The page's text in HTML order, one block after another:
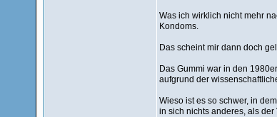
Was ich wirklich nicht mehr
Kondoms.
Das scheint mir dann doch
Das Gummi war in den
aufgrund der
Wieso ist es so schwer, in
in sich nichts anderes, als